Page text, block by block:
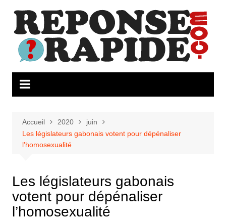
contenu
Accueil 2020
juin
Les législateurs gabonais votent pour dépénaliser
l’homosexualité
Les législateurs gabonais
votent pour dépénaliser
l’homosexualité